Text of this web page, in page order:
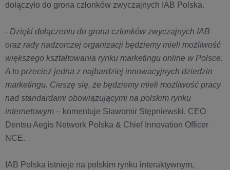
dołączyło do grona członków zwyczajnych IAB Polska.
- Dzięki dołączeniu do grona członków zwyczajnych IAB
oraz rady nadzorczej organizacji będziemy mieli możliwość
większego kształtowania rynku marketingu online w Polsce.
A to przecież jedna z najbardziej innowacyjnych dziedzin
marketingu. Cieszę się, że będziemy mieli możliwość pracy
nad standardami obowiązującymi na polskim rynku
internetowym – komentuje Sławomir Stępniewski, CEO
Dentsu Aegis Network Polska & Chief Innovation Officer
NCE.
IAB Polska istnieje na polskim rynku interaktywnym,